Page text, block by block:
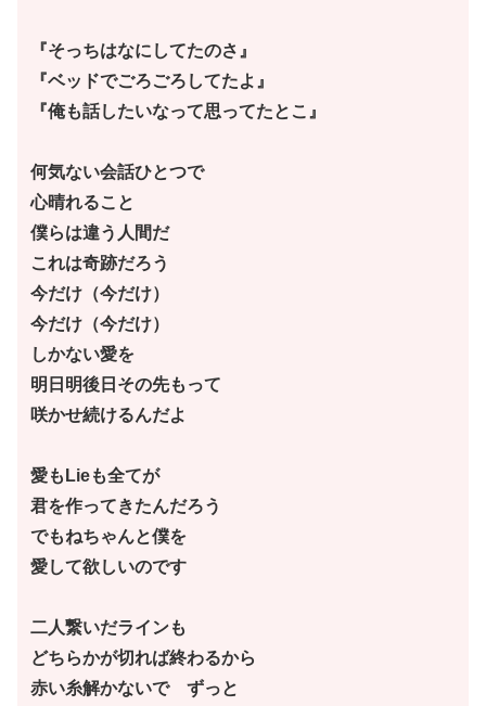
『そっちはなにしてたのさ』
『ベッドでごろごろしてたよ』
『俺も話したいなって思ってたとこ』
何気ない会話ひとつで
心晴れること
僕らは違う人間だ
これは奇跡だろう
今だけ（今だけ）
今だけ（今だけ）
しかない愛を
明日明後日その先もって
咲かせ続けるんだよ
愛もLieも全てが
君を作ってきたんだろう
でもねちゃんと僕を
愛して欲しいのです
二人繋いだラインも
どちらかが切れば終わるから
赤い糸解かないで ずっと